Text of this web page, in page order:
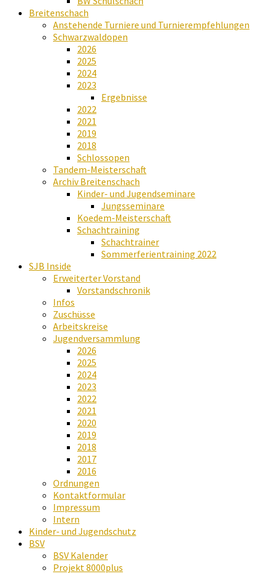
Breitenschach
Anstehende Turniere und Turnierempfehlungen
Schwarzwaldopen
2026
2025
2024
2023
Ergebnisse
2022
2021
2019
2018
Schlossopen
Tandem-Meisterschaft
Archiv Breitenschach
Kinder- und Jugendseminare
Jungsseminare
Koedem-Meisterschaft
Schachtraining
Schachtrainer
Sommerferientraining 2022
SJB Inside
Erweiterter Vorstand
Vorstandschronik
Infos
Zuschüsse
Arbeitskreise
Jugendversammlung
2026
2025
2024
2023
2022
2021
2020
2019
2018
2017
2016
Ordnungen
Kontaktformular
Impressum
Intern
Kinder- und Jugendschutz
BSV
BSV Kalender
Projekt 8000plus